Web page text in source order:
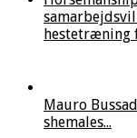
hestetræning
Mauro
shemales...